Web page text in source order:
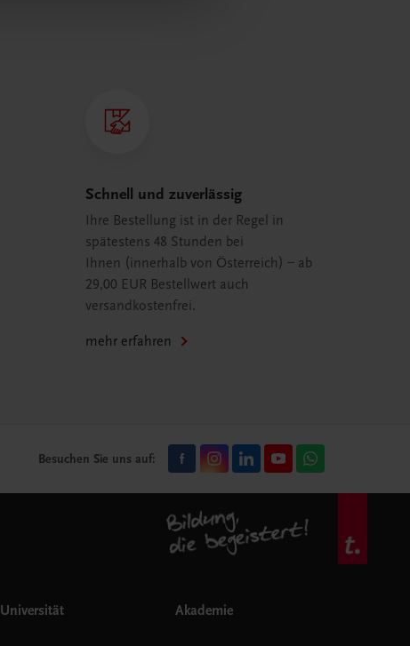
Schnell und zuverlässig
Ihre Bestellung ist in der Regel in
spätestens 48 Stunden bei
Ihnen (innerhalb von Österreich) – ab
29,00 EUR Bestellwert auch
versandkostenfrei.
mehr erfahren
Besuchen Sie uns auf:
Universität Akademie